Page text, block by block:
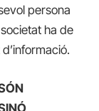
persona
ha de